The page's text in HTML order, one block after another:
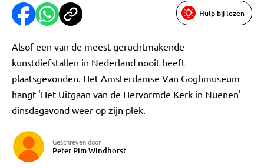
Hulp bij lezen
Alsof een van de meest geruchtmakende
kunstdiefstallen in Nederland nooit heeft
plaatsgevonden. Het Amsterdamse Van Goghmuseum
hangt 'Het Uitgaan van de Hervormde Kerk in Nuenen'
dinsdagavond weer op zijn plek.
Geschreven door
Peter Pim Windhorst